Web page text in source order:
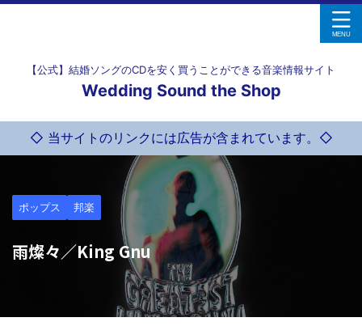
【公式】結婚ソングのCDを安く買うことができる音楽情報サイト
Wedding Sound the Shop
◇ 当サイトのリンクには広告が含まれています。◇
ポップス 邦楽
雨燦々／King Gnu